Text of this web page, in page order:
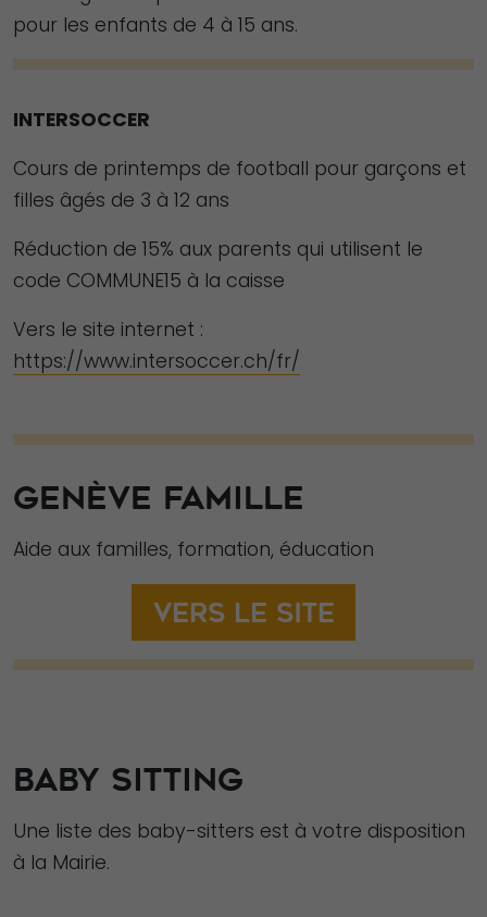
pour les enfants de 4 à 15 ans.
INTERSOCCER
Cours de printemps de football pour garçons et
filles âgés de 3 à 12 ans
Réduction de 15% aux parents qui utilisent le
code COMMUNE15 à la caisse
Vers le site internet :
https://www.intersoccer.ch/fr/
GENÈVE FAMILLE
Aide aux familles, formation, éducation
Vers le site
BABY SITTING
Une liste des baby-sitters est à votre disposition
à la Mairie.
Si vous refusez
ces cookies,
du site Web.
Marketing
En partageant
comportement
augmentez les
chances de
voir du
personnalisés.